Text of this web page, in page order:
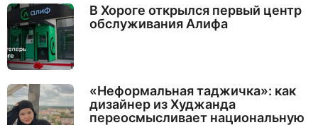
В Хороге открылся первый центр
обслуживания Алифа
«Неформальная таджичка»: как
дизайнер из Худжанда
переосмысливает национальную